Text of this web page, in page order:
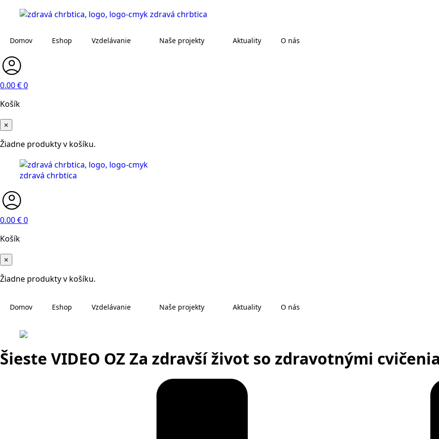
Domov Eshop Vzdelávanie Naše projekty Aktuality O nás
0.00€0
Košík
×
Žiadne produkty v košíku.
0.00€0
Košík
×
Žiadne produkty v košíku.
Domov Eshop Vzdelávanie Naše projekty Aktuality O nás
Šieste VIDEO OZ Za zdravší život so zdravotnými